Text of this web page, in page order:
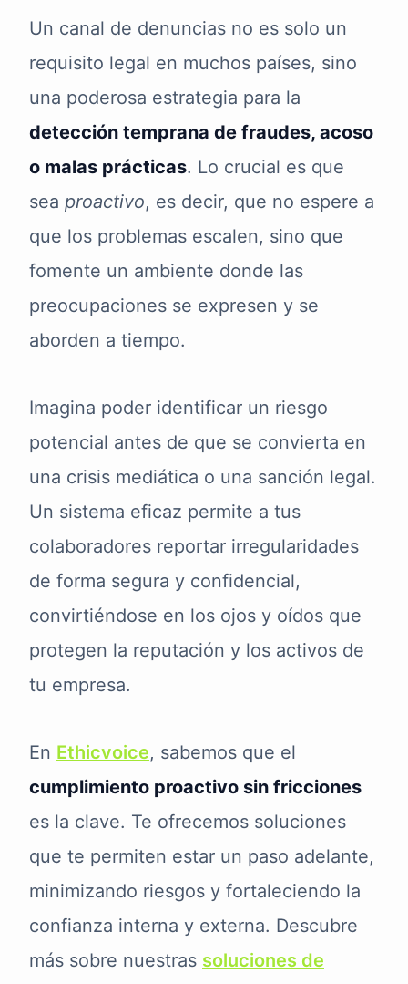
Un canal de denuncias no es solo un
requisito legal en muchos países, sino
una poderosa estrategia para la
detección temprana de fraudes, acoso
o malas prácticas. Lo crucial es que
sea proactivo, es decir, que no espere a
que los problemas escalen, sino que
fomente un ambiente donde las
preocupaciones se expresen y se
aborden a tiempo.
Imagina poder identificar un riesgo
potencial antes de que se convierta en
una crisis mediática o una sanción legal.
Un sistema eficaz permite a tus
colaboradores reportar irregularidades
de forma segura y confidencial,
convirtiéndose en los ojos y oídos que
protegen la reputación y los activos de
tu empresa.
En Ethicvoice, sabemos que el
cumplimiento proactivo sin fricciones
es la clave. Te ofrecemos soluciones
que te permiten estar un paso adelante,
minimizando riesgos y fortaleciendo la
confianza interna y externa. Descubre
más sobre nuestras soluciones de